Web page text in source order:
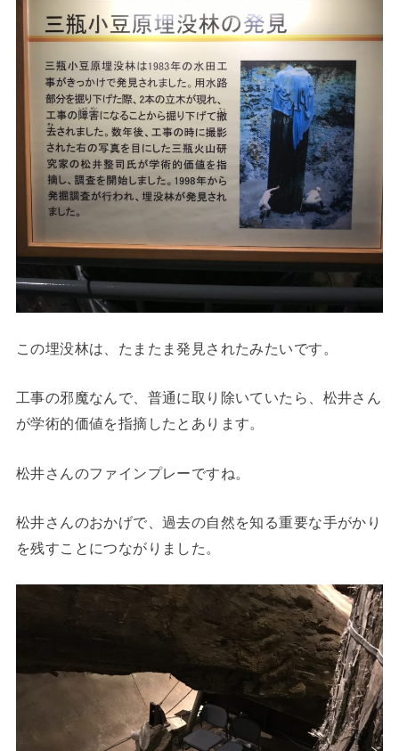
この埋没林は、たまたま発見されたみたいです。
工事の邪魔なんで、普通に取り除いていたら、松井さん
が学術的価値を指摘したとあります。
松井さんのファインプレーですね。
松井さんのおかげで、過去の自然を知る重要な手がかり
を残すことにつながりました。